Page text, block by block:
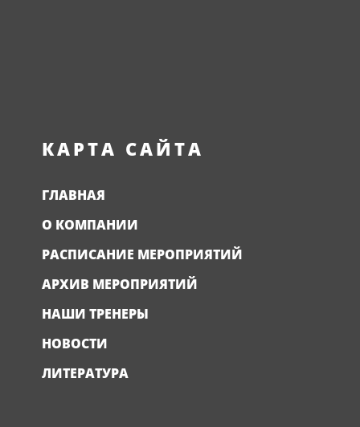
КАРТА САЙТА
ГЛАВНАЯ
О КОМПАНИИ
РАСПИСАНИЕ МЕРОПРИЯТИЙ
АРХИВ МЕРОПРИЯТИЙ
НАШИ ТРЕНЕРЫ
НОВОСТИ
ЛИТЕРАТУРА